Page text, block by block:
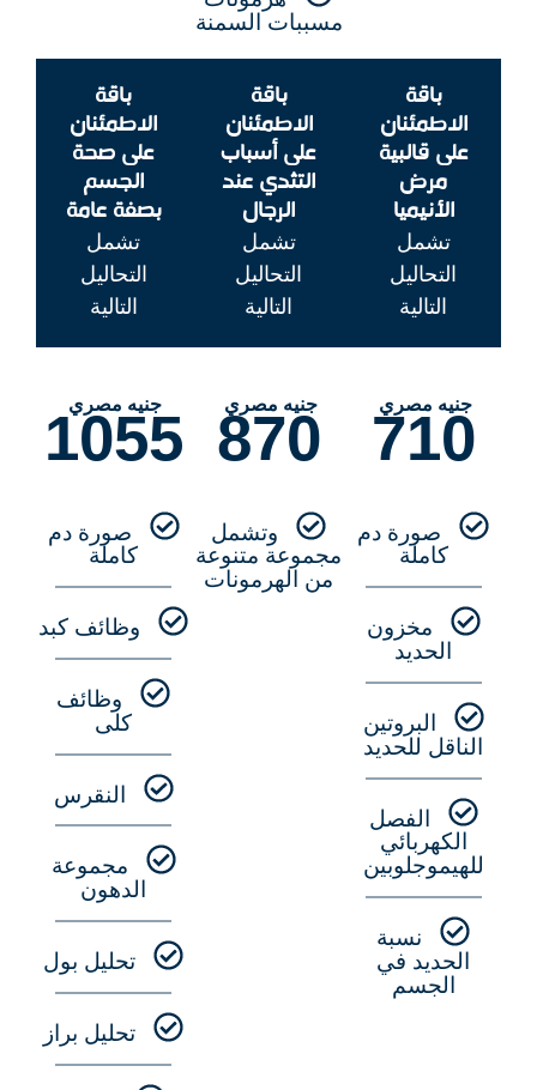
مسببات السمنة
باقة
الاطمئنان
على قالبية
مرض
الأنيميا
تشمل
التحاليل
التالية
جنيه مصري
710
صورة دم
كاملة
مخزون
الحديد
البروتين
الناقل للحديد
الفصل
الكهربائي
للهيموجلوبين
نسبة
الحديد في
الجسم
باقة
الاطمئنان
على أسباب
التثدي عند
الرجال
تشمل
التحاليل
التالية
جنيه مصري
870
وتشمل
مجموعة متنوعة
من الهرمونات
باقة
الاطمئنان
على صحة
الجسم
بصفة عامة
تشمل
التحاليل
التالية
جنيه مصري
1055
صورة دم
كاملة
وظائف كبد
وظائف
كلى
النقرس
مجموعة
الدهون
تحليل بول
تحليل براز